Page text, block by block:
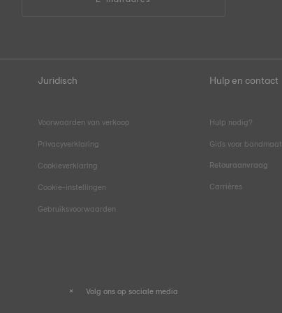
Juridisch
Voorwaarden van verkoop
Privacyverklaring
Cookieverklaring
Cookie-instellingen
Gebruiksvoorwaarden
Hulp en contact
Hulp nodig?
Gids voor bandmaat
Retouraanvraag
Carrières
Volg ons op sociale media